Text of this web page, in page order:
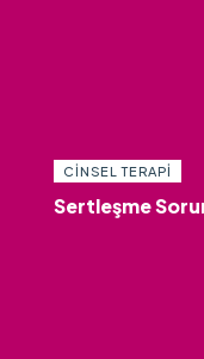
CINSEL TERAPI
Sertleşme